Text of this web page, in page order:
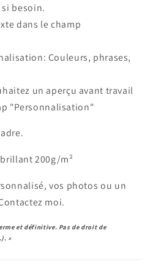
besoin.
dans le champ
Couleurs, phrases,
un aperçu avant travail
"Personnalisation"
brillant 200g/m²
vos photos ou un
moi.
et définitive. Pas de droit de
»